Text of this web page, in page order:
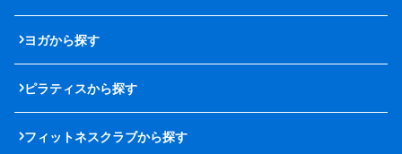
ヨガから探す
ピラティスから探す
フィットネスクラブから探す